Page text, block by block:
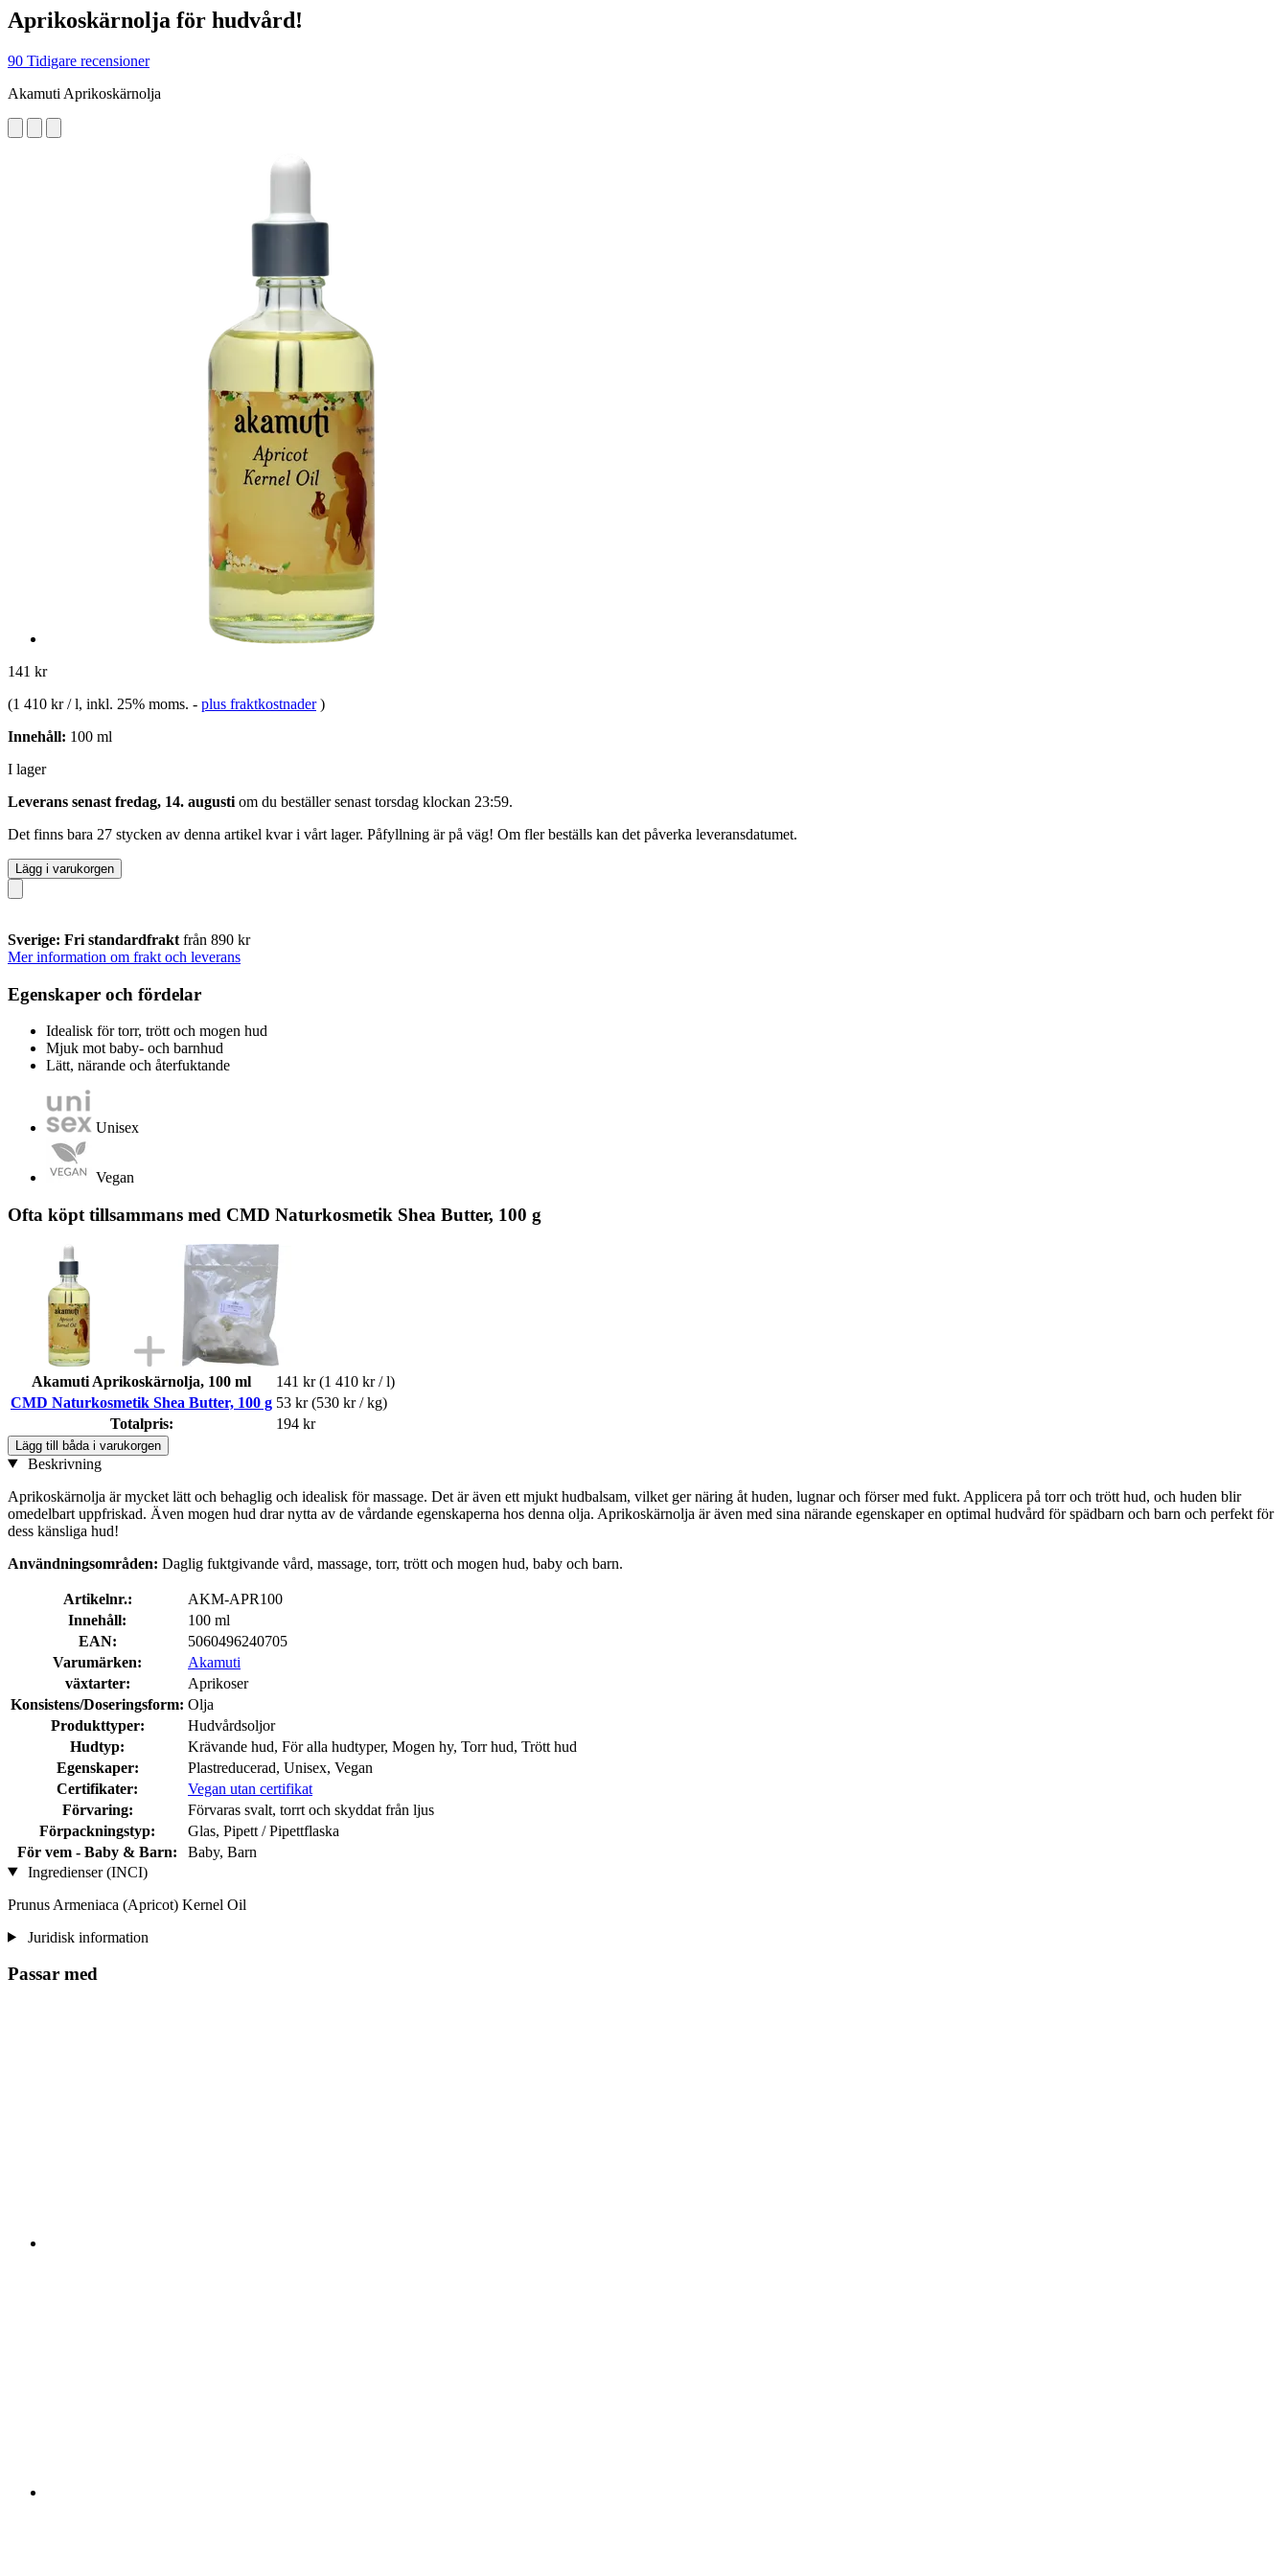
Aprikoskärnolja för hudvård!
90 Tidigare recensioner
Akamuti Aprikoskärnolja
141 kr
(1 410 kr / l, inkl. 25% moms. - plus fraktkostnader )
Innehåll: 100 ml
I lager
Leverans senast fredag, 14. augusti om du beställer senast torsdag klockan 23:59.
Det finns bara 27 stycken av denna artikel kvar i vårt lager. Påfyllning är på väg! Om fler beställs kan det påverka leveransdatumet.
Lägg i varukorgen
Sverige: Fri standardfrakt från 890 kr
Mer information om frakt och leverans
Egenskaper och fördelar
Idealisk för torr, trött och mogen hud
Mjuk mot baby- och barnhud
Lätt, närande och återfuktande
Unisex
Vegan
Ofta köpt tillsammans med CMD Naturkosmetik Shea Butter, 100 g
Akamuti Aprikoskärnolja, 100 ml 141 kr (1 410 kr / l)
CMD Naturkosmetik Shea Butter, 100 g 53 kr (530 kr / kg)
Totalpris:
194 kr
Lägg till båda i varukorgen
Beskrivning
Aprikoskärnolja är mycket lätt och behaglig och idealisk för massage. Det är även ett mjukt hudbalsam, vilket ger näring åt huden, lugnar och förser med fukt. Applicera på torr och trött hud, och huden blir
omedelbart uppfriskad. Även mogen hud drar nytta av de vårdande egenskaperna hos denna olja. Aprikoskärnolja är även med sina närande egenskaper en optimal hudvård för spädbarn och barn och perfekt för
dess känsliga hud!
Användningsområden: Daglig fuktgivande vård, massage, torr, trött och mogen hud, baby och barn.
Artikelnr.:
AKM-APR100
Innehåll:
100 ml
EAN:
5060496240705
Varumärken:
Akamuti
växtarter:
Aprikoser
Konsistens/Doseringsform: Olja
Produkttyper:
Hudvårdsoljor
Hudtyp:
Krävande hud, För alla hudtyper, Mogen hy, Torr hud, Trött hud
Egenskaper:
Plastreducerad, Unisex, Vegan
Certifikater:
Vegan utan certifikat
Förvaring:
Förvaras svalt, torrt och skyddat från ljus
Förpackningstyp:
Glas, Pipett / Pipettflaska
För vem - Baby & Barn:
Baby, Barn
Ingredienser (INCI)
Prunus Armeniaca (Apricot) Kernel Oil
Juridisk information
Passar med